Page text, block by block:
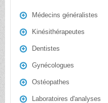
Médecins généralistes
Kinésithérapeutes
Dentistes
Gynécologues
Ostéopathes
Laboratoires d'analyses